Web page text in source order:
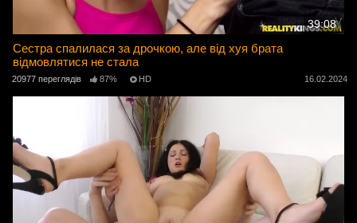
39:08
Сестра спалилася за дрочкою, але від хуя брата
відмовлятися не стала
20977 переглядів 87% HD 16.02.2024